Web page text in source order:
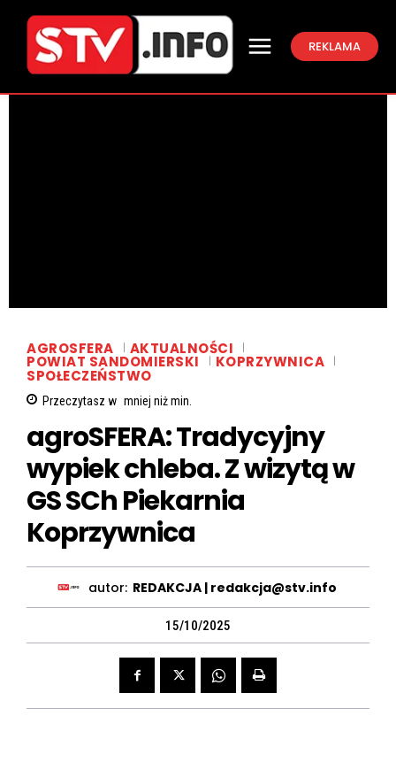
REKLAMA
AGROSFERA AKTUALNOŚCI
POWIAT SANDOMIERSKI KOPRZYWNICA
SPOŁECZEŃSTWO
Przeczytasz w mniej niżmin.
agroSFERA: Tradycyjny
wypiek chleba. Z wizytą w
GS SCh Piekarnia
Koprzywnica
autor: REDAKCJA | redakcja@stv.info
15/10/2025